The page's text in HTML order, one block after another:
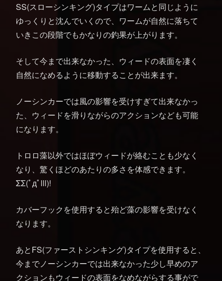
SS(スローシンキング)タイプはワームと同じように
ゆっくりと沈んでいくので、ワームが自然に落ちて
いきこの段階でもかなりの釣果が上がります。
そして今まで出来なかった、ウィードの表面を凄く
自然になめるように移動することが出来ます。
ノーシンカーでは風の影響を受けすぎて出来なかっ
た、ウィードを滑りながらのアクションなども可能
になります。
トロロ藻以外ではほぼウィードが絡むことも少なく
なり、驚くほどのあたりの多さを体感できます。
ΣΣ(ﾟдﾟlll)!
カバーフックを使用すると殆ど藻の影響を受けなく
なります。
あとFS(ファーストシンキング)タイプを使用すると、
今までノーシンカーでは出来なかった少し早めのア
クションもウィードの表面をなめながらする事がで